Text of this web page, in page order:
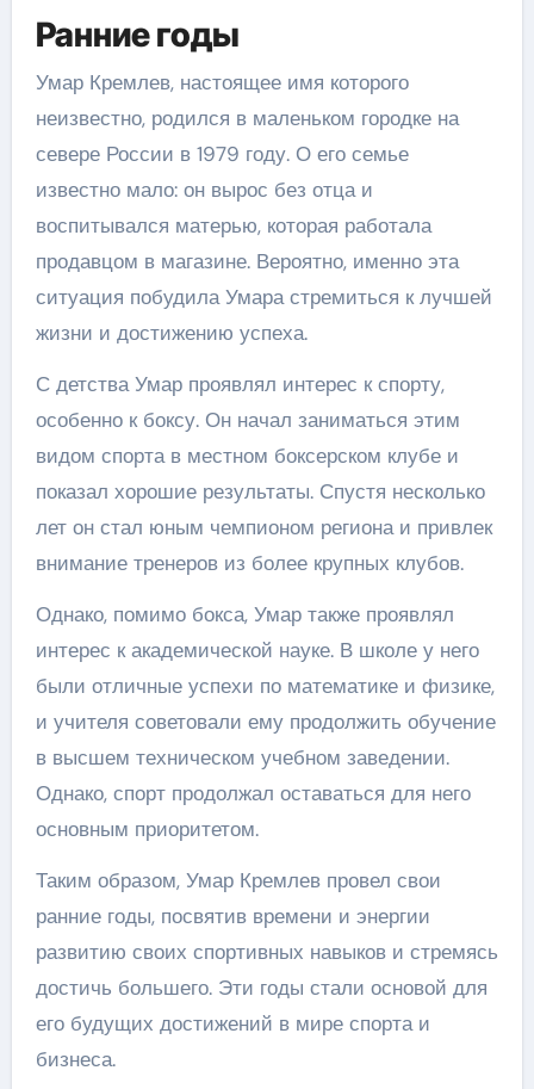
Ранние годы
Умар Кремлев, настоящее имя которого
неизвестно, родился в маленьком городке на
севере России в 1979 году. О его семье
известно мало: он вырос без отца и
воспитывался матерью, которая работала
продавцом в магазине. Вероятно, именно эта
ситуация побудила Умара стремиться к лучшей
жизни и достижению успеха.
С детства Умар проявлял интерес к спорту,
особенно к боксу. Он начал заниматься этим
видом спорта в местном боксерском клубе и
показал хорошие результаты. Спустя несколько
лет он стал юным чемпионом региона и привлек
внимание тренеров из более крупных клубов.
Однако, помимо бокса, Умар также проявлял
интерес к академической науке. В школе у него
были отличные успехи по математике и физике,
и учителя советовали ему продолжить обучение
в высшем техническом учебном заведении.
Однако, спорт продолжал оставаться для него
основным приоритетом.
Таким образом, Умар Кремлев провел свои
ранние годы, посвятив времени и энергии
развитию своих спортивных навыков и стремясь
достичь большего. Эти годы стали основой для
его будущих достижений в мире спорта и
бизнеса.